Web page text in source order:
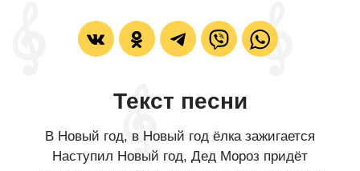
Текст песни
В Новый год, в Новый год ёлка зажигается
Наступил Новый год, Дед Мороз придёт